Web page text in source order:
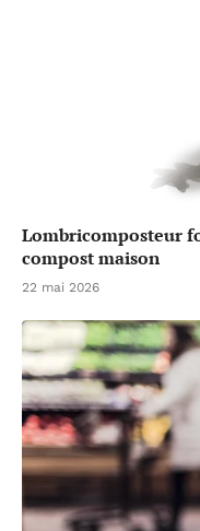
Lombricomposteur
compost maison
22 mai 2026